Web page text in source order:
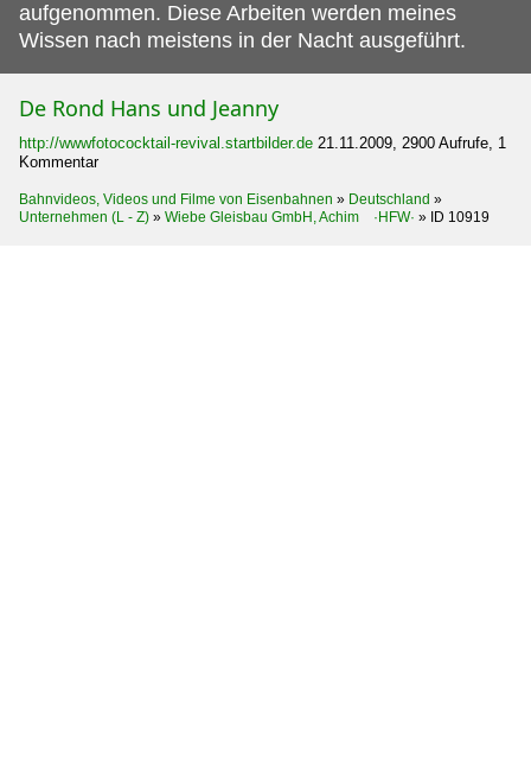
aufgenommen. Diese Arbeiten werden meines
Wissen nach meistens in der Nacht ausgeführt.
De Rond Hans und Jeanny
http://wwwfotococktail-revival.startbilder.de 21.11.2009, 2900 Aufrufe, 1
Kommentar
Bahnvideos, Videos und Filme von Eisenbahnen » Deutschland »
Unternehmen (L - Z) » Wiebe Gleisbau GmbH, Achim ·HFW· » ID 10919